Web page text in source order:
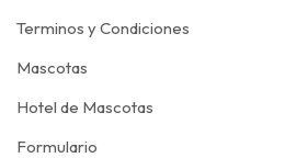
Terminos y Condiciones
Mascotas
Hotel de Mascotas
Formulario